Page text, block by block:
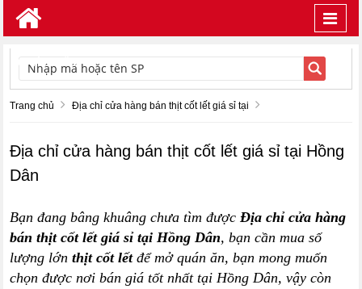
TÌM KIẾM
Trang chủ Địa chỉ cửa hàng bán thịt cốt lết giá sỉ tại
Địa chỉ cửa hàng bán thịt cốt lết giá sỉ tại Hồng
Dân
Bạn đang bâng khuâng chưa tìm đượcĐịa chỉ cửa hàng
bán thịt cốt lết giá sỉ tại Hồng Dân, bạn cần mua số
lượng lớnthịt cốt lếtđể mở quán ăn, bạn mong muốn
chọn được nơi bán giá tốt nhất tại Hồng Dân, vậy còn